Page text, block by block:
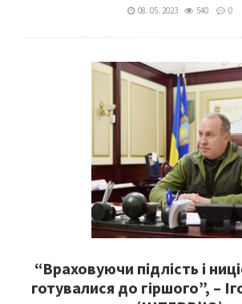
08. 05. 2023 540 0
“Враховуючи підлість і
готувалися до гіршого”, –